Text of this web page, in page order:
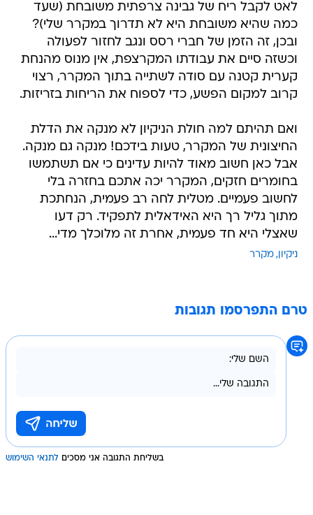
לאט לקבל ריח של גבינה צרפתית משובחת (שעד
כמה שהיא משובחת היא לא תדרוך במקרר שלי)?
ובכן, זה הזמן של חברי רסס ונגב לחזור לפעולה
וכשזה סיים את עבודתו המקרצפת, אין מנוס מהנחת
קערית קטנה עם סודה לשתייה בתוך המקרר, רצוי
קרוב למקום הפשע, כדי לספוח את הריחות בזריזות.
ואם תהיתם למה חולת הניקיון לא מנקה את הדלת
החיצונית של המקרר, טעות בידכם! מנקה גם מנקה.
אבל כאן חשוב מאוד להיות עדינים כי אם תשתמשו
בחומרים חזקים, המקרר יכה אתכם בחזרה בלי
לחשוב פעמיים. מטלית לחה רב פעמית, הנחתכת
מתוך גליל רך היא האידאלית לתפקיד. רק דעו
שאצלי היא חד פעמית, אחרת זה מלוכלך מדי...
ניקיון מקרר
טרם התפרסמו תגובות
בשליחת התגובה אני מסכים לתנאי השימוש